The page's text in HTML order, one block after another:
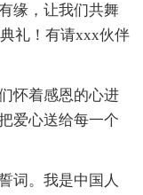
缘，让我们共舞
礼！有请xxx伙伴
怀着感恩的心进
爱心送给每一个
词。我是中国人